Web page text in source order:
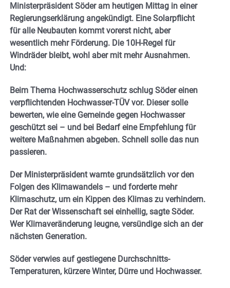
Ministerpräsident Söder am heutigen Mittag in einer
Regierungserklärung angekündigt. Eine Solarpflicht
für alle Neubauten kommt vorerst nicht, aber
wesentlich mehr Förderung. Die 10H-Regel für
Windräder bleibt, wohl aber mit mehr Ausnahmen.
Und:
Beim Thema Hochwasserschutz schlug Söder einen
verpflichtenden Hochwasser-TÜV vor. Dieser solle
bewerten, wie eine Gemeinde gegen Hochwasser
geschützt sei – und bei Bedarf eine Empfehlung für
weitere Maßnahmen abgeben. Schnell solle das nun
passieren.
Der Ministerpräsident warnte grundsätzlich vor den
Folgen des Klimawandels – und forderte mehr
Klimaschutz, um ein Kippen des Klimas zu verhindern.
Der Rat der Wissenschaft sei einhellig, sagte Söder.
Wer Klimaveränderung leugne, versündige sich an der
nächsten Generation.
Söder verwies auf gestiegene Durchschnitts-
Temperaturen, kürzere Winter, Dürre und Hochwasser.